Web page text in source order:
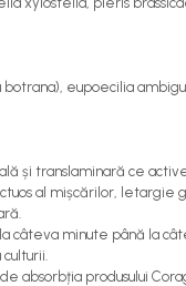
botrana), eupoecilia
și translaminară ce
al mișcărilor, letargie
câteva minute până la
produsului